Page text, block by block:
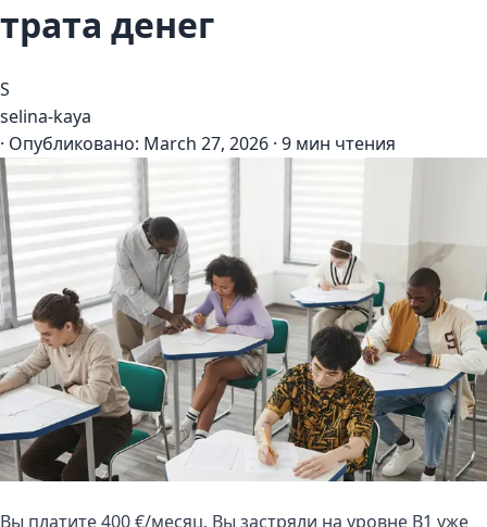
трата денег
S
selina-kaya
· Опубликовано: March 27, 2026 · 9 мин чтения
Вы платите 400 €/месяц. Вы застряли на уровне B1 уже